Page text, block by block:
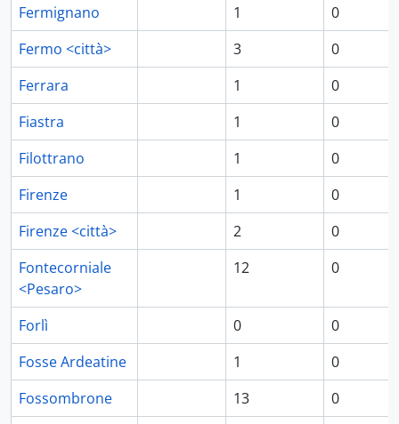
Fermignano
1
0
Fermo <città>
3
0
Ferrara
1
0
Fiastra
1
0
Filottrano
1
0
Firenze
1
0
Firenze <città>
2
0
Fontecorniale
<Pesaro>
12 0
Forlì 0
0
Fosse Ardeatine
1
0
Fossombrone
13
0